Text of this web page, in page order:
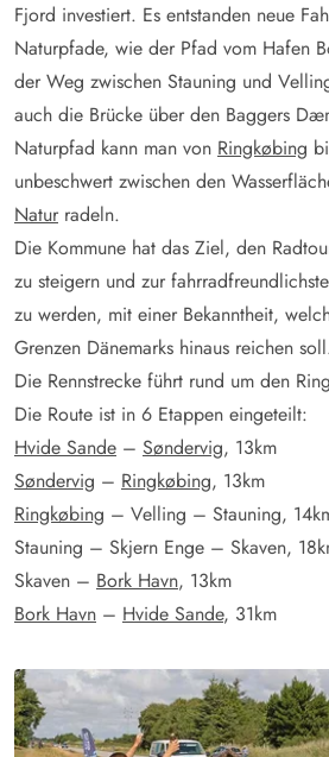
Fjord investiert. Es entstanden neue
Naturpfade, wie der Pfad vom Hafen
der Weg zwischen Stauning und
auch die Brücke über den Baggers
Naturpfad kann man von Ringkøbing
unbeschwert zwischen den
Natur radeln.
Die Kommune hat das Ziel, den
zu steigern und zur
zu werden, mit einer Bekanntheit,
Grenzen Dänemarks hinaus reichen
Die Rennstrecke führt rund um den
Die Route ist in 6 Etappen eingeteilt:
Hvide Sande – Søndervig, 13km
Søndervig – Ringkøbing, 13km
Ringkøbing – Velling – Stauning,
Stauning – Skjern Enge – Skaven,
Skaven – Bork Havn, 13km
Bork Havn – Hvide Sande, 31km